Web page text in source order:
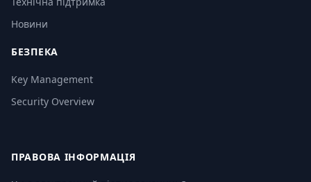
Новини
БЕЗПЕКА
Key Management
Security Overview
ПРАВОВА ІНФОРМАЦІЯ